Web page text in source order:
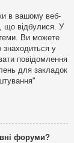
в вашому веб-
що відбулися. У
Ви можете
знаходиться у
повідомлення
для закладок
форуми?